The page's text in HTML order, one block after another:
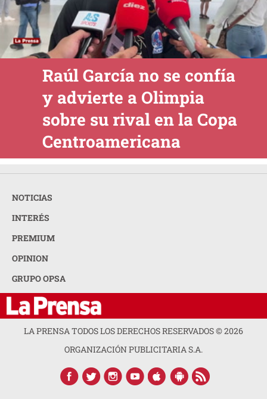
Raúl García no se confía
y advierte a Olimpia
sobre su rival en la Copa
Centroamericana
NOTICIAS
INTERÉS
PREMIUM
OPINION
GRUPO OPSA
LA PRENSA TODOS LOS DERECHOS RESERVADOS ©2026
ORGANIZACIÓN PUBLICITARIA S.A.